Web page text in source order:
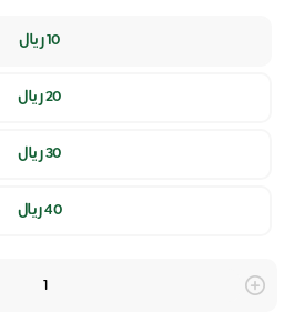
10 ريال
20 ريال
30 ريال
40 ريال
Quantity